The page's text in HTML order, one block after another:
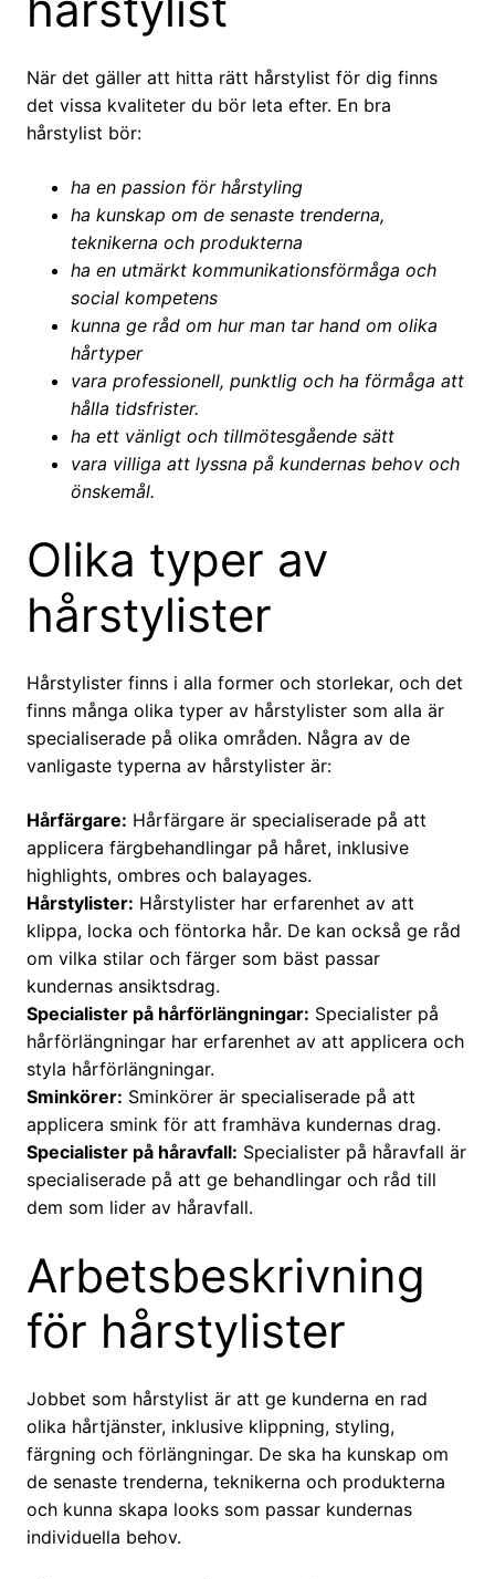
När det gäller att hitta rätt hårstylist för dig finns
det vissa kvaliteter du bör leta efter. En bra
hårstylist bör:
ha en passion för hårstyling
ha kunskap om de senaste trenderna,
teknikerna och produkterna
ha en utmärkt kommunikationsförmåga och
social kompetens
kunna ge råd om hur man tar hand om olika
hårtyper
vara professionell, punktlig och ha förmåga att
hålla tidsfrister.
ha ett vänligt och tillmötesgående sätt
vara villiga att lyssna på kundernas behov och
önskemål.
Olika typer av
hårstylister
Hårstylister finns i alla former och storlekar, och det
finns många olika typer av hårstylister som alla är
specialiserade på olika områden. Några av de
vanligaste typerna av hårstylister är:
Hårfärgare: Hårfärgare är specialiserade på att
applicera färgbehandlingar på håret, inklusive
highlights, ombres och balayages.
Hårstylister: Hårstylister har erfarenhet av att
klippa, locka och föntorka hår. De kan också ge råd
om vilka stilar och färger som bäst passar
kundernas ansiktsdrag.
Specialister på hårförlängningar: Specialister på
hårförlängningar har erfarenhet av att applicera och
styla hårförlängningar.
Sminkörer: Sminkörer är specialiserade på att
applicera smink för att framhäva kundernas drag.
Specialister på håravfall: Specialister på håravfall är
specialiserade på att ge behandlingar och råd till
dem som lider av håravfall.
Arbetsbeskrivning
för hårstylister
Jobbet som hårstylist är att ge kunderna en rad
olika hårtjänster, inklusive klippning, styling,
färgning och förlängningar. De ska ha kunskap om
de senaste trenderna, teknikerna och produkterna
och kunna skapa looks som passar kundernas
individuella behov.